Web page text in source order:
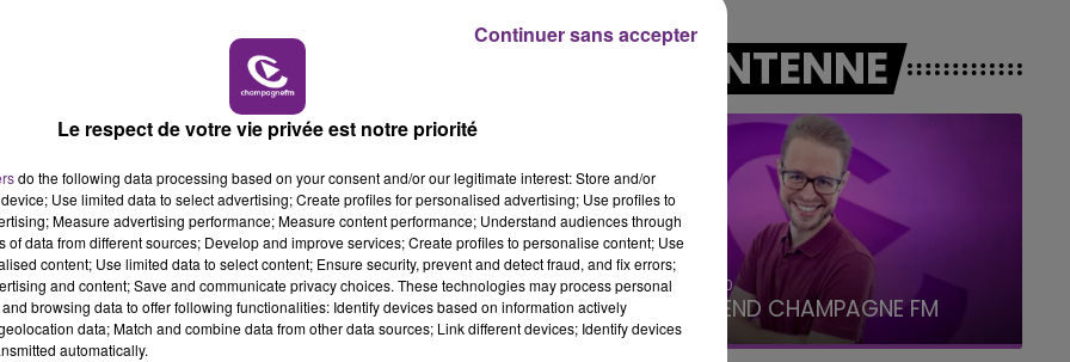
7h00 - 12h00
d’Athis ce dimanche 23 mai dans la matinée.
yeux marron, des cheveux courts grisonnants.
verte.
béquille.
pourraient aider les enquêteurs, contactez la
A L'ANTENNE
7h00 - 12h00
LE WEEK-END CHAMPAGNE FM
16h00 - 20h00
LE WEEK-END CHAMPAGNE FM
Le respect de votre vie privée est notre priorité
do the following data processing based on your consent and/or our legitimate interest: Store and/or
Use limited data to select advertising; Create profiles for personalised advertising; Use profiles to
Measure advertising performance; Measure content performance; Understand audiences through
of data from different sources; Develop and improve services; Create profiles to personalise content; Use
content; Use limited data to select content; Ensure security, prevent and detect fraud, and fix errors;
and content; Save and communicate privacy choices. These technologies may process personal
browsing data to offer following functionalities: Identify devices based on information actively
data; Match and combine data from other data sources; Link different devices; Identify devices
automatically.
Continuer sans accepter